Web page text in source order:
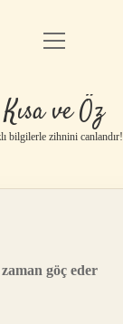
Anasayfa
Gizlilik Politikası
Yasal Uyarı
menüyü
Kısa ve Öz
bilgilerle zihnini canlandır!
göç eder